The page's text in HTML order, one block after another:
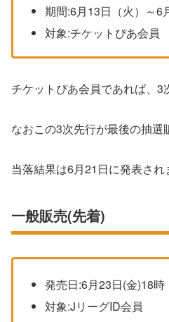
期間:6月13日（火）～6
対象:チケットぴあ会員
チケットぴあ会員であれば、3
なおこの3次先行が最後の抽選
当落結果は6月21日に発表され
一般販売(先着)
発売日:6月23日(金)18時
対象:JリーグID会員